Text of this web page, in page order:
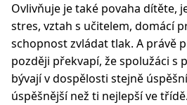
Ovlivňuje je také povaha dítěte,
stres, vztah s učitelem, domácí
schopnost zvládat tlak. A právě
později překvapí, že spolužáci s
bývají v dospělosti stejně
úspěšnější než ti nejlepší ve